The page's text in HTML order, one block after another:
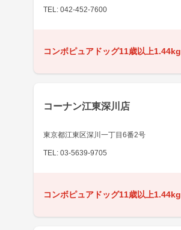
TEL: 042-452-7600
コンボピュアドッグ11歳以上1.44kg
コーナン江東深川店
東京都江東区深川一丁目6番2号
TEL: 03-5639-9705
コンボピュアドッグ11歳以上1.44kg